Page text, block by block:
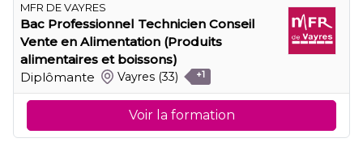
MFR DE VAYRES
Bac Professionnel Technicien Conseil
Vente en Alimentation (Produits
alimentaires et boissons)
Diplômante
Vayres (33) +1
Voir la formation